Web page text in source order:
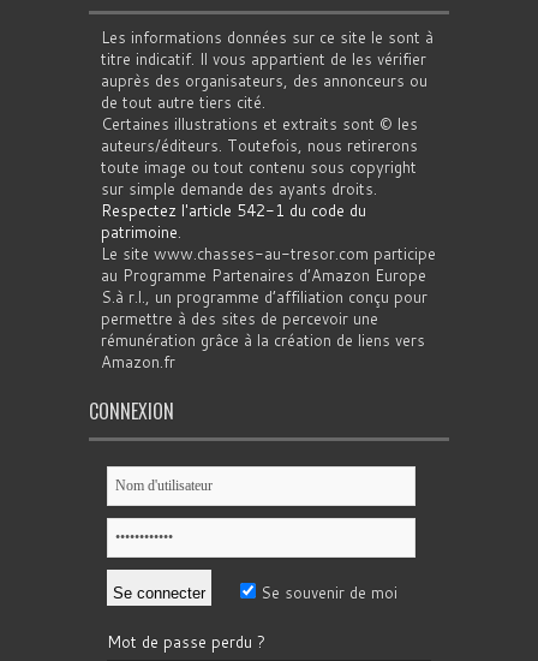
Les informations données sur ce site le sont à
titre indicatif. Il vous appartient de les vérifier
auprès des organisateurs, des annonceurs ou
de tout autre tiers cité.
Certaines illustrations et extraits sont © les
auteurs/éditeurs. Toutefois, nous retirerons
toute image ou tout contenu sous copyright
sur simple demande des ayants droits.
Respectez l'article 542-1 du code du
patrimoine
Le site www.chasses-au-tresor.com participe
au Programme Partenaires d’Amazon Europe
S.à r.l., un programme d’affiliation conçu pour
permettre à des sites de percevoir une
rémunération grâce à la création de liens vers
Amazon.fr
CONNEXION
Se souvenir de moi
Mot de passe perdu ?